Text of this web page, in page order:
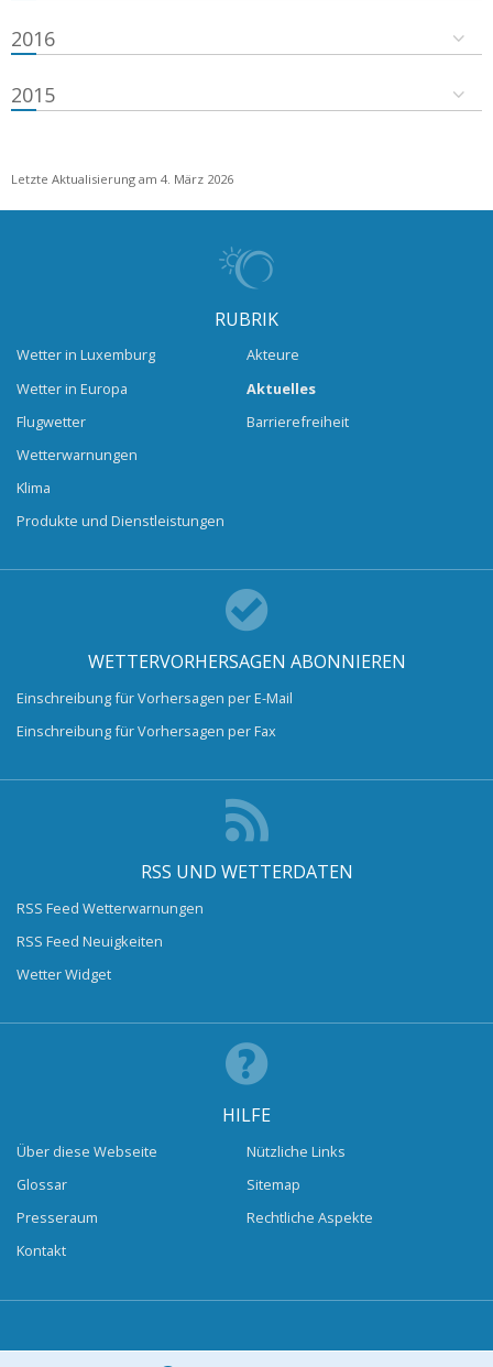
2016
2015
Letzte Aktualisierung am 4. März 2026
RUBRIK
Wetter in Luxemburg
Wetter in Europa
Flugwetter
Wetterwarnungen
Klima
Produkte und Dienstleistungen
Akteure
Aktuelles
Barrierefreiheit
WETTERVORHERSAGEN ABONNIEREN
Einschreibung für Vorhersagen per E-Mail
Einschreibung für Vorhersagen per Fax
RSS UND WETTERDATEN
RSS Feed Wetterwarnungen
RSS Feed Neuigkeiten
Wetter Widget
HILFE
Über diese Webseite
Glossar
Presseraum
Kontakt
Nützliche Links
Sitemap
Rechtliche Aspekte